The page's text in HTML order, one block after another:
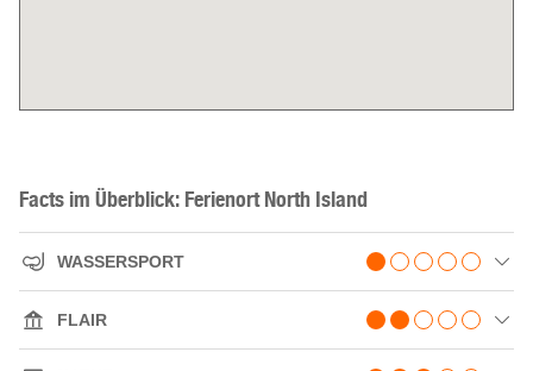
Facts im Überblick: Ferienort North Island
WASSERSPORT
FLAIR